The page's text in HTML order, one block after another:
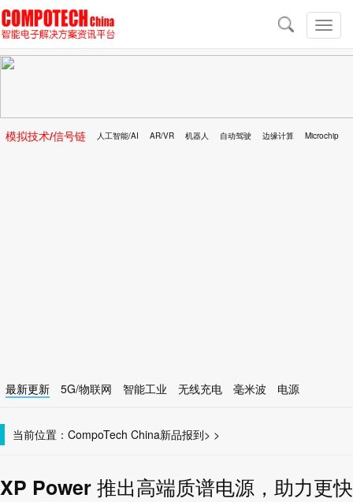
切
换
导
导
航
模拟技术/信号链 人工智能/AI AR/VR 机器人 自动驾驶 边缘计算 Microchip
最新更新 5G/物联网 智能工业 无线充电 毫米波
电源
当前位置： CompoTech China >
新品报到 >
XP Power 推出高端质谱电源，助力更快